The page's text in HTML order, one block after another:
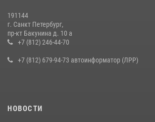
В Ленобласти сотрудники Росгвардии провели
воспитанниками детского клуба «Умные каникулы»
191144
г. Санкт Петербург,
пр-кт Бакунина д. 10 а
+7 (812) 246-44-70
+7 (812) 679-94-73 автоинформатор (ЛРР)
НОВОСТИ